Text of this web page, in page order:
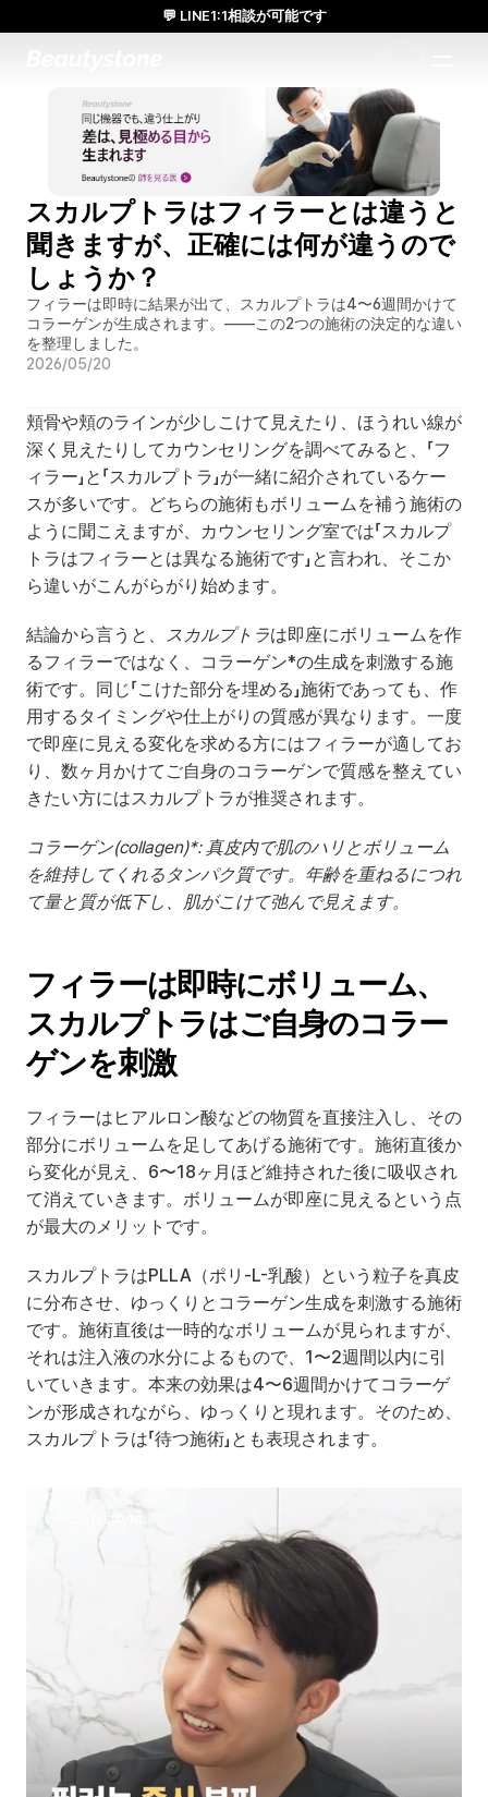
スカルプトラはフィラーとは違うと
聞きますが、正確には何が違うので
しょうか？
フィラーは即時に結果が出て、スカルプトラは4〜6週間かけて
コラーゲンが生成されます。――この2つの施術の決定的な違い
を整理しました。
2026/05/20
頬骨や頬のラインが少しこけて見えたり、ほうれい線が
深く見えたりしてカウンセリングを調べてみると、「フ
ィラー」と「スカルプトラ」が一緒に紹介されているケー
スが多いです。どちらの施術もボリュームを補う施術の
ように聞こえますが、カウンセリング室では「スカルプ
トラはフィラーとは異なる施術です」と言われ、そこか
ら違いがこんがらがり始めます。
結論から言うと、 スカルプトラは即座にボリュームを作
るフィラーではなく、コラーゲン*の生成を刺激する施
術です。同じ「こけた部分を埋める」施術であっても、作
用するタイミングや仕上がりの質感が異なります。一度
で即座に見える変化を求める方にはフィラーが適してお
り、数ヶ月かけてご自身のコラーゲンで質感を整えてい
きたい方にはスカルプトラが推奨されます。
コラーゲン(collagen)*: 真皮内で肌のハリとボリューム
を維持してくれるタンパク質です。年齢を重ねるにつれ
て量と質が低下し、肌がこけて弛んで見えます。
フィラーは即時にボリューム、
スカルプトラはご自身のコラー
ゲンを刺激
フィラーはヒアルロン酸などの物質を直接注入し、その
部分にボリュームを足してあげる施術です。施術直後か
ら変化が見え、6〜18ヶ月ほど維持された後に吸収され
て消えていきます。ボリュームが即座に見えるという点
が最大のメリットです。
スカルプトラはPLLA（ポリ-L-乳酸）という粒子を真皮
に分布させ、ゆっくりとコラーゲン生成を刺激する施術
です。施術直後は一時的なボリュームが見られますが、
それは注入液の水分によるもので、1〜2週間以内に引
いていきます。本来の効果は4〜6週間かけてコラーゲ
ンが形成されながら、ゆっくりと現れます。そのため、
スカルプトラは「待つ施術」とも表現されます。
💬 LINE1:1相談が可能です
日本人通訳常駐／お得な体験価格／満足度の高い効果